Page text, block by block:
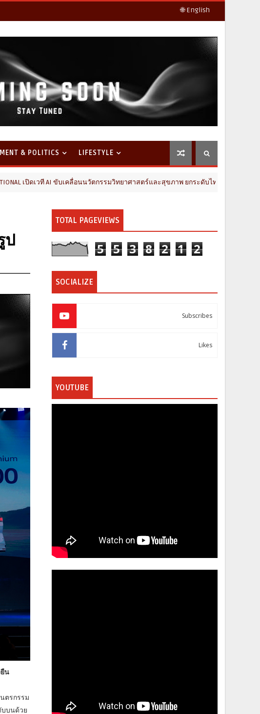
🌐 English
& POLITICS LIFESTYLE
ขับเคลื่อนนวัตกรรมวิทยาศาสตร์และสุขภาพ ยกระดับไทยสู่ศูนย์กลางอาเซียน
ป
น
ตรกรรม
บบนด้วย
TOTAL PAGEVIEWS
5 5 3 8 2 1 2
SOCIALIZE
Subscribes
Likes
YOUTUBE